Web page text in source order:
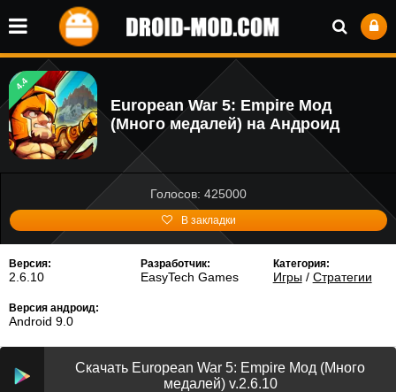
4.4
European War 5: Empire Мод
(Много медалей) на Андроид
Голосов: 425000
В закладки
Версия:
2.6.10
Разработчик:
EasyTech Games
Категория:
Игры/ Стратегии
Версия андроид:
Android 9.0
Скачать European War 5: Empire Мод (Много
медалей) v.2.6.10